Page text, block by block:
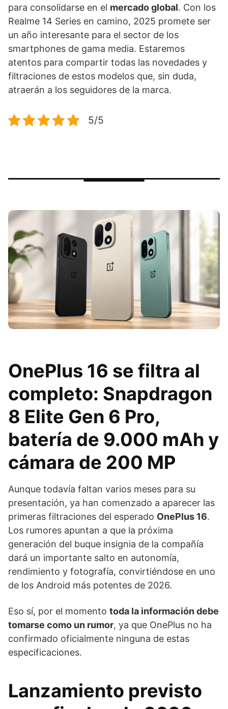
para consolidarse en el mercado global. Con los
Realme 14 Series en camino, 2025 promete ser
un año interesante para el sector de los
smartphones de gama media. Estaremos
atentos para compartir todas las novedades y
filtraciones de estos modelos que, sin duda,
atraerán a los seguidores de la marca.
5/5
OnePlus 16 se filtra al
completo: Snapdragon
8 Elite Gen 6 Pro,
batería de 9.000 mAh y
cámara de 200 MP
Aunque todavía faltan varios meses para su
presentación, ya han comenzado a aparecer las
primeras filtraciones del esperado OnePlus 16.
Los rumores apuntan a que la próxima
generación del buque insignia de la compañía
dará un importante salto en autonomía,
rendimiento y fotografía, convirtiéndose en uno
de los Android más potentes de 2026.
Eso sí, por el momento toda la información debe
tomarse como un rumor, ya que OnePlus no ha
confirmado oficialmente ninguna de estas
especificaciones.
Lanzamiento previsto